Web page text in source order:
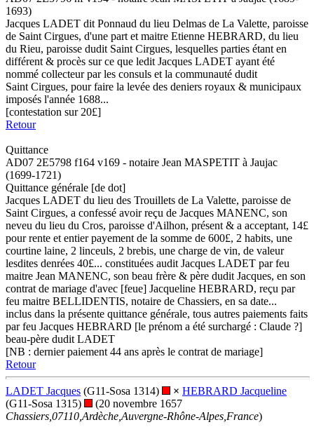
1693)
Jacques LADET dit Ponnaud du lieu Delmas de La Valette, paroisse
de Saint Cirgues, d'une part et maitre Etienne HEBRARD, du lieu
du Rieu, paroisse dudit Saint Cirgues, lesquelles parties étant en
différent & procès sur ce que ledit Jacques LADET ayant été
nommé collecteur par les consuls et la communauté dudit
Saint Cirgues, pour faire la levée des deniers royaux & municipaux
imposés l'année 1688...
[contestation sur 20£]
Retour
Quittance
AD07 2E5798 f164 v169 - notaire Jean MASPETIT à Jaujac
(1699-1721)
Quittance générale [de dot]
Jacques LADET du lieu des Trouillets de La Valette, paroisse de
Saint Cirgues, a confessé avoir reçu de Jacques MANENC, son
neveu du lieu du Cros, paroisse d'Ailhon, présent & a acceptant, 14£
pour rente et entier payement de la somme de 600£, 2 habits, une
courtine laine, 2 linceuls, 2 brebis, une charge de vin, de valeur
lesdites denrées 40£... constituées audit Jacques LADET par feu
maitre Jean MANENC, son beau frère & père dudit Jacques, en son
contrat de mariage d'avec [feue] Jacqueline HEBRARD, reçu par
feu maitre BELLIDENTIS, notaire de Chassiers, en sa date...
inclus dans la présente quittance générale, tous autres paiements faits
par feu Jacques HEBRARD [le prénom a été surchargé : Claude ?]
beau-père dudit LADET
[NB : dernier paiement 44 ans après le contrat de mariage]
Retour
LADET Jacques (G11-Sosa 1314) × HEBRARD Jacqueline
(G11-Sosa 1315)
(20 novembre 1657
Chassiers,07110,Ardèche,Auvergne-Rhône-Alpes,France)